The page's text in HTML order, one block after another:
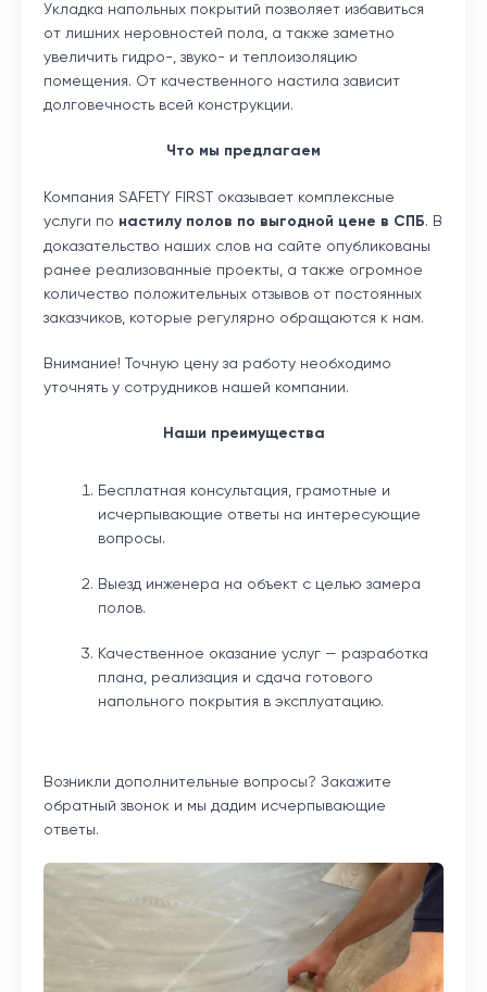
Укладка напольных покрытий позволяет избавиться
от лишних неровностей пола, а также заметно
увеличить гидро-, звуко- и теплоизоляцию
помещения. От качественного настила зависит
долговечность всей конструкции.
​Что мы предлагаем
Компания SAFETY FIRST оказывает комплексные
услуги по настилу полов по выгодной цене в СПБ. В
доказательство наших слов на сайте опубликованы
ранее реализованные проекты, а также огромное
количество положительных отзывов от постоянных
заказчиков, которые регулярно обращаются к нам.
Внимание! Точную цену за работу необходимо
уточнять у сотрудников нашей компании.
​Наши преимущества
Бесплатная консультация, грамотные и
исчерпывающие ответы на интересующие
вопросы.
Выезд инженера на объект с целью замера
полов.
Качественное оказание услуг — разработка
плана, реализация и сдача готового
напольного покрытия в эксплуатацию.
Возникли дополнительные вопросы? Закажите
обратный звонок и мы дадим исчерпывающие
ответы.